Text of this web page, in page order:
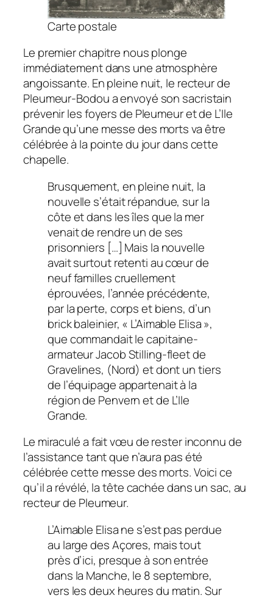
Carte postale
Le premier chapitre nous plonge
immédiatement dans une atmosphère
angoissante. En pleine nuit, le recteur de
Pleumeur-Bodou a envoyé son sacristain
prévenir les foyers de Pleumeur et de L’Ile
Grande qu’une messe des morts va être
célébrée à la pointe du jour dans cette
chapelle.
Brusquement, en pleine nuit, la
nouvelle s’était répandue, sur la
côte et dans les îles que la mer
venait de rendre un de ses
prisonniers […] Mais la nouvelle
avait surtout retenti au cœur de
neuf familles cruellement
éprouvées, l’année précédente,
par la perte, corps et biens, d’un
brick baleinier, « L’Aimable Elisa »,
que commandait le capitaine-
armateur Jacob Stilling-fleet de
Gravelines, (Nord) et dont un tiers
de l’équipage appartenait à la
région de Penvern et de L’Ile
Grande.
Le miraculé a fait vœu de rester inconnu de
l’assistance tant que n’aura pas été
célébrée cette messe des morts. Voici ce
qu’il a révélé, la tête cachée dans un sac, au
recteur de Pleumeur.
L’Aimable Elisa ne s’est pas perdue
au large des Açores, mais tout
près d’ici, presque à son entrée
dans la Manche, le 8 septembre,
vers les deux heures du matin. Sur